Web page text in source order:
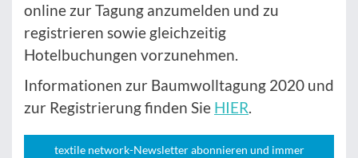
online zur Tagung anzumelden und zu
registrieren sowie gleichzeitig
Hotelbuchungen vorzunehmen.
Informationen zur Baumwolltagung 2020 und
zur Registrierung finden Sie HIER.
textile network-Newsletter abonnieren und immer